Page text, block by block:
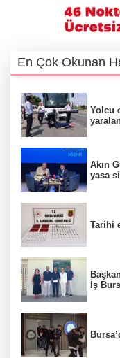
En Çok Okunan
Yolcu
Akın
yasa
Tarihi
İş